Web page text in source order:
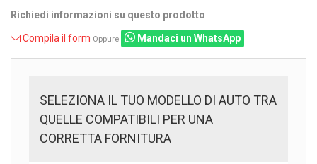
Richiedi informazioni su questo prodotto
Compila il form Oppure Mandaci un WhatsApp
SELEZIONA IL TUO MODELLO DI AUTO TRA
QUELLE COMPATIBILI PER UNA
CORRETTA FORNITURA